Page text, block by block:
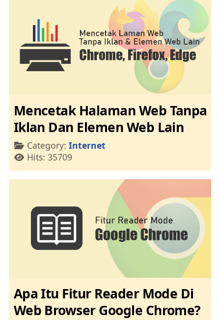
Mencetak Halaman Web Tanpa
Iklan Dan Elemen Web Lain
Details
Category: Internet
Hits: 35709
Apa Itu Fitur Reader Mode Di
Web Browser Google Chrome?